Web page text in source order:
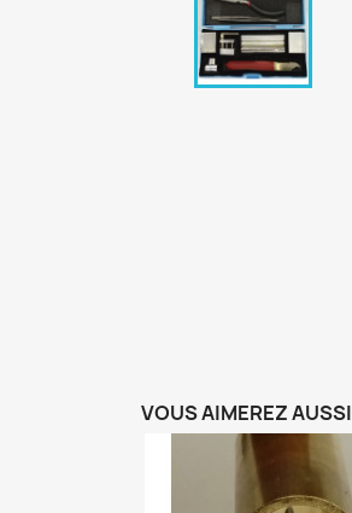
VOUS AIMEREZ AUSSI